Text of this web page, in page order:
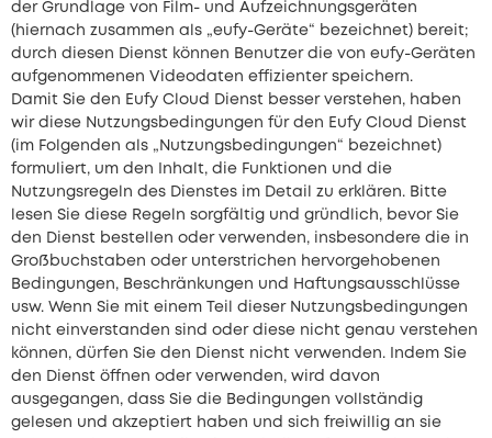
der Grundlage von Film- und Aufzeichnungsgeräten
(hiernach zusammen als „eufy-Geräte“ bezeichnet) bereit;
durch diesen Dienst können Benutzer die von eufy-Geräten
aufgenommenen Videodaten effizienter speichern.
Damit Sie den Eufy Cloud Dienst besser verstehen, haben
wir diese Nutzungsbedingungen für den Eufy Cloud Dienst
(im Folgenden als „Nutzungsbedingungen“ bezeichnet)
formuliert, um den Inhalt, die Funktionen und die
Nutzungsregeln des Dienstes im Detail zu erklären. Bitte
lesen Sie diese Regeln sorgfältig und gründlich, bevor Sie
den Dienst bestellen oder verwenden, insbesondere die in
Großbuchstaben oder unterstrichen hervorgehobenen
Bedingungen, Beschränkungen und Haftungsausschlüsse
usw. Wenn Sie mit einem Teil dieser Nutzungsbedingungen
nicht einverstanden sind oder diese nicht genau verstehen
können, dürfen Sie den Dienst nicht verwenden. Indem Sie
den Dienst öffnen oder verwenden, wird davon
ausgegangen, dass Sie die Bedingungen vollständig
gelesen und akzeptiert haben und sich freiwillig an sie